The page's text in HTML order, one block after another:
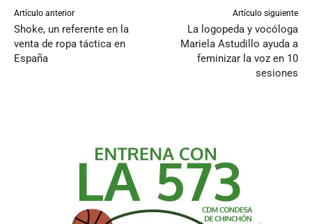
Artículo anterior
Shoke, un referente en la
venta de ropa táctica en
España
Artículo siguiente
La logopeda y vocóloga
Mariela Astudillo ayuda a
feminizar la voz en 10
sesiones